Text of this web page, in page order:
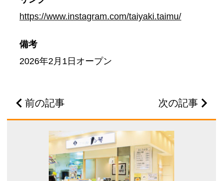
https://www.instagram.com/taiyaki.taimu/
備考
2026年2月1日オープン
前の記事 次の記事